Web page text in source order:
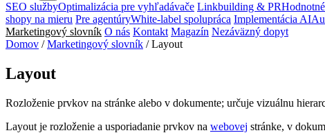
SEO službyOptimalizácia pre vyhľadávače Linkbuilding & PR
shopy na mieru Pre agentúryWhite-label spolupráca Implementácia AI
Marketingový slovník O nás Kontakt Magazín Nezáväzný dopyt
Domov / Marketingový slovník /Layout
Layout
Rozloženie prvkov na stránke alebo v dokumente; určuje vizuálnu
Layout je rozloženie a usporiadanie prvkov na webovej stránke, v